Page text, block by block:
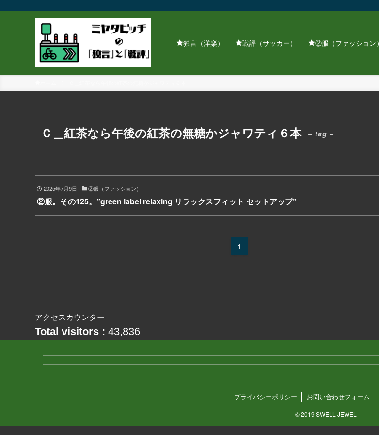
独言（洋楽） 戦評（サッカー） ②服（ファッション）
Ｃ＿紅茶なら午後の紅茶の無糖かジャワティ６本 – tag –
2025年7月9日 ②服（ファッション）
②服。その125。”green label relaxing リラックスフィット セットアップ”
1
アクセスカウンター
Total visitors : 43,836
プライバシーポリシー お問い合わせフォーム
©2019 SWELL JEWEL